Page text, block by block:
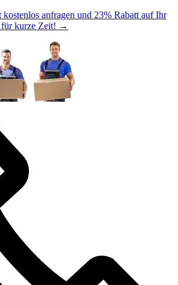
kostenlos anfragen und 23% Rabatt auf Ihr
kurze Zeit! →